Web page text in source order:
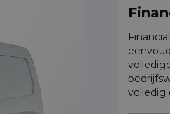
volledig